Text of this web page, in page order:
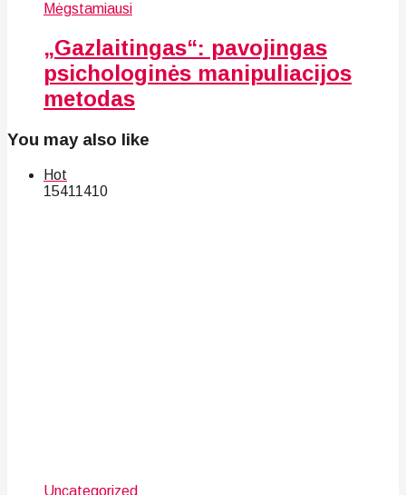
Mėgstamiausi
„Gazlaitingas“: pavojingas
psichologinės manipuliacijos
metodas
You may also like
Hot
15411410
Uncategorized